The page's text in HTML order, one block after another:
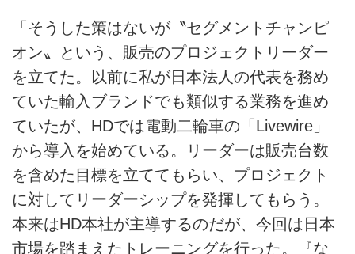
「そうした策はないが〝セグメントチャンピ
オン〟という、販売のプロジェクトリーダー
を立てた。以前に私が日本法人の代表を務め
ていた輸入ブランドでも類似する業務を進め
ていたが、HDでは電動二輪車の「Livewire」
から導入を始めている。リーダーは販売台数
を含めた目標を立ててもらい、プロジェクト
に対してリーダーシップを発揮してもらう。
本来はHD本社が主導するのだが、今回は日本
市場を踏まえたトレーニングを行った。『な